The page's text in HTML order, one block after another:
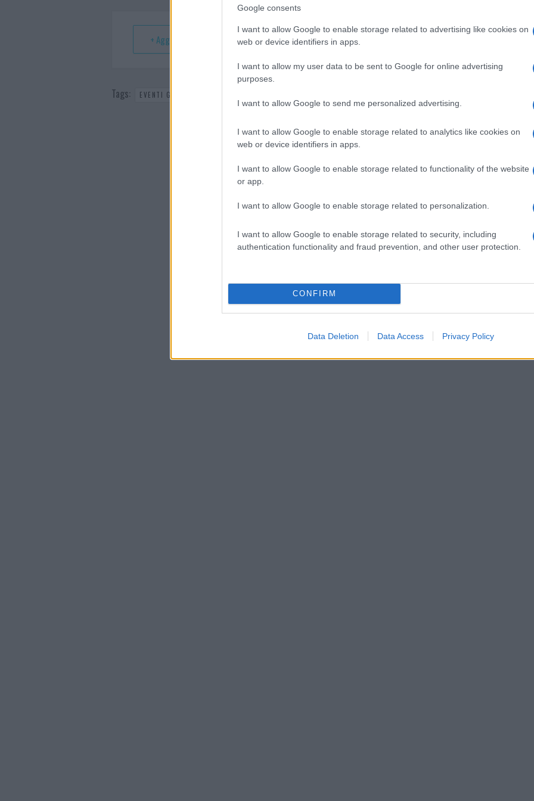
Google consents
I want to allow Google to enable storage related to advertising like cookies on
web or device identifiers in apps.
I want to allow my user data to be sent to Google for online advertising
purposes.
I want to allow Google to send me personalized advertising.
I want to allow Google to enable storage related to analytics like cookies on
web or device identifiers in apps.
I want to allow Google to enable storage related to functionality of the website
or app.
I want to allow Google to enable storage related to personalization.
I want to allow Google to enable storage related to security, including
authentication functionality and fraud prevention, and other user protection.
CONFIRM
Data Deletion Data Access Privacy Policy
+ Aggiungi a Google Calendar
Tags: EVENTI GALLURA